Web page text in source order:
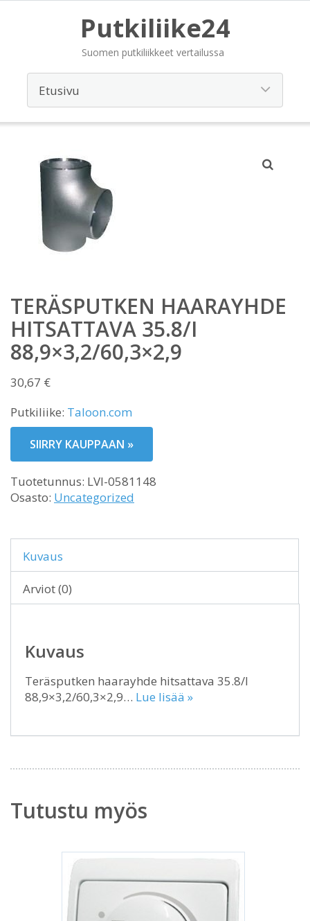
Putkiliike24
Suomen putkiliikkeet vertailussa
TERÄSPUTKEN HAARAYHDE
HITSATTAVA 35.8/I
88,9×3,2/60,3×2,9
30,67 €
Putkiliike: Taloon.com
SIIRRY KAUPPAAN »
Tuotetunnus: LVI-0581148
Osasto: Uncategorized
Kuvaus
Arviot (0)
Kuvaus
Teräsputken haarayhde hitsattava 35.8/I
88,9×3,2/60,3×2,9… Lue lisää »
Tutustu myös